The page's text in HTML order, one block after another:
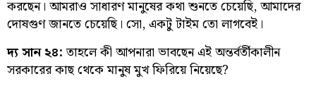
করছেন। আমরাও সাধারণ মানুষের কথা শুনতে চেয়েছি, আমাদের
দোষগুণ জানতে চেয়েছি। সো, একটু টাইম তো লাগবেই।
দ্য সান ২৪:তাহলে কী আপনারা ভাবছেন এই অন্তর্বর্তীকালীন
সরকারের কাছ থেকে মানুষ মুখ ফিরিয়ে নিয়েছে?